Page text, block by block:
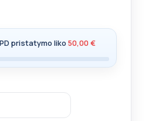
pristatymo liko 50,00€